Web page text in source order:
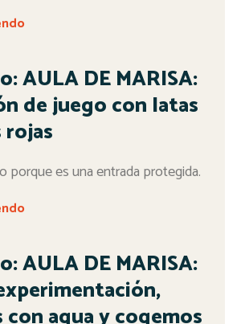
AULA DE MARISA:
de juego con latas
porque es una entrada protegida.
AULA DE MARISA:
con agua y cogemos